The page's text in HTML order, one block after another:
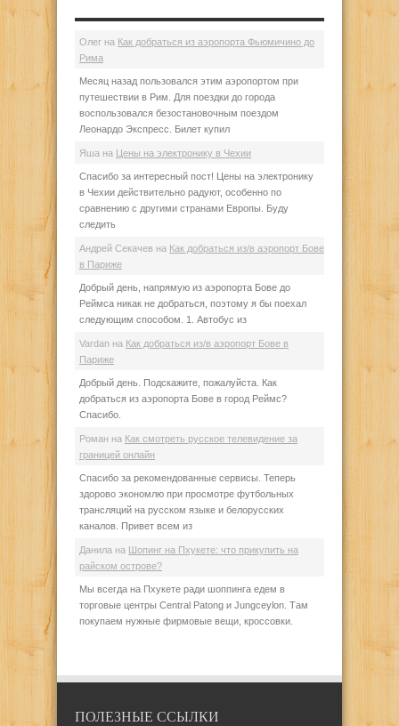
Олег на Как добраться из аэропорта Фьюмичино до
Рима
Месяц назад пользовался этим аэропортом при
путешествии в Рим. Для поездки до города
воспользовался безостановочным поездом
Леонардо Экспресс. Билет купил
Яша на Цены на электронику в Чехии
Спасибо за интересный пост! Цены на электронику
в Чехии действительно радуют, особенно по
сравнению с другими странами Европы. Буду
следить
Андрей Секачев на Как добраться из/в аэропорт Бове
в Париже
Добрый день, напрямую из аэропорта Бове до
Реймса никак не добраться, поэтому я бы поехал
следующим способом. 1. Автобус из
Vardan на Как добраться из/в аэропорт Бове в
Париже
Добрый день. Подскажите, пожалуйста. Как
добраться из аэропорта Бове в город Реймс?
Спасибо.
Роман на Как смотреть русское телевидение за
границей онлайн
Спасибо за рекомендованные сервисы. Теперь
здорово экономлю при просмотре футбольных
трансляций на русском языке и белорусских
каналов. Привет всем из
Данила на Шопинг на Пхукете: что прикупить на
райском острове?
Мы всегда на Пхукете ради шоппинга едем в
торговые центры Central Patong и Jungceylon. Там
покупаем нужные фирмовые вещи, кроссовки.
ПОЛЕЗНЫЕ ССЫЛКИ